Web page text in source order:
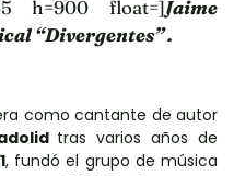
h=900 float=]Jaime
“Divergentes” .
como cantante de autor
tras varios años de
, fundó el grupo de música